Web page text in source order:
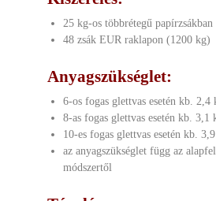
25 kg-os többrétegű papírzsákban
48 zsák EUR raklapon (1200 kg)
Anyagszükséglet:
6-os fogas glettvas esetén kb. 2,4
8-as fogas glettvas esetén kb. 3,1
10-es fogas glettvas esetén kb.
az anyagszükséglet függ az
módszertől